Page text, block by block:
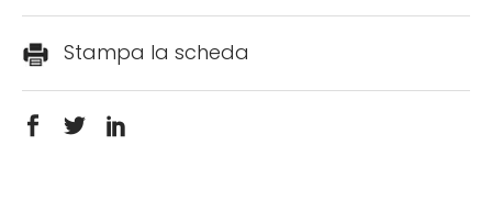
Stampa la scheda